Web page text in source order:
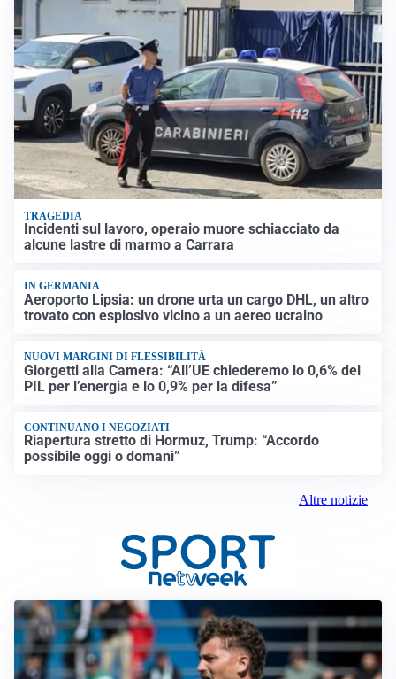
TRAGEDIA
Incidenti sul lavoro, operaio muore schiacciato da
alcune lastre di marmo a Carrara
IN GERMANIA
Aeroporto Lipsia: un drone urta un cargo DHL, un altro
trovato con esplosivo vicino a un aereo ucraino
NUOVI MARGINI DI FLESSIBILITÀ
Giorgetti alla Camera: “All’UE chiederemo lo 0,6% del
PIL per l’energia e lo 0,9% per la difesa”
CONTINUANO I NEGOZIATI
Riapertura stretto di Hormuz, Trump: “Accordo
possibile oggi o domani”
Altre notizie